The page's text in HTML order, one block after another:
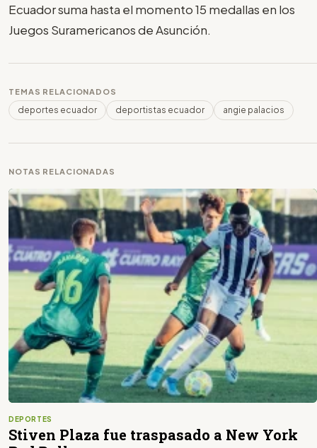
Ecuador suma hasta el momento 15 medallas en los
Juegos Suramericanos de Asunción.
TEMAS RELACIONADOS
deportes ecuador deportistas ecuador angie palacios
NOTAS RELACIONADAS
DEPORTES
Stiven Plaza fue traspasado a New York